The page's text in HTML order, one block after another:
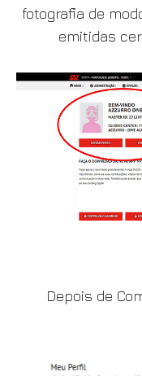
fotografia de
emitidas
Depois de